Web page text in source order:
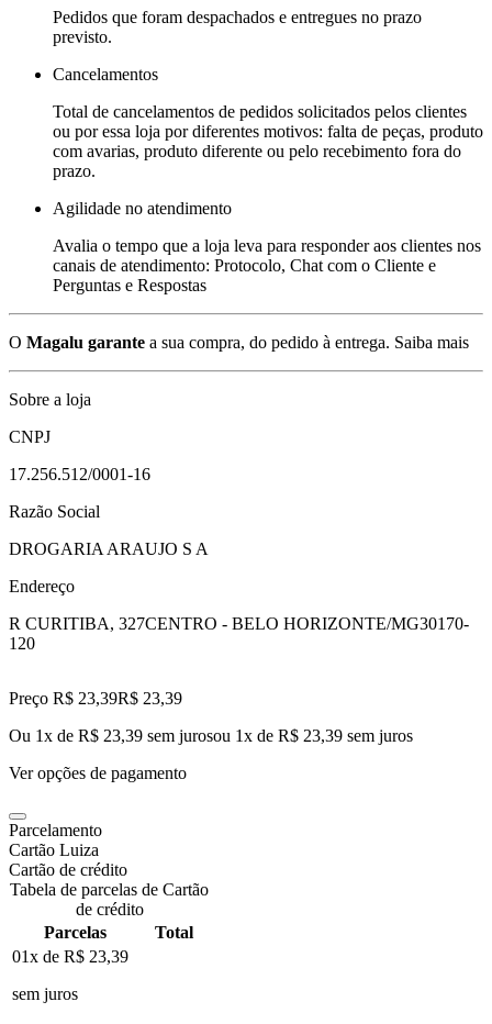
Pedidos que foram despachados e entregues no prazo
previsto.
Cancelamentos
Total de cancelamentos de pedidos solicitados pelos clientes
ou por essa loja por diferentes motivos: falta de peças, produto
com avarias, produto diferente ou pelo recebimento fora do
prazo.
Agilidade no atendimento
Avalia o tempo que a loja leva para responder aos clientes nos
canais de atendimento: Protocolo, Chat com o Cliente e
Perguntas e Respostas
O Magalu garante a sua compra, do pedido à entrega. Saiba mais
Sobre a loja
CNPJ
17.256.512/0001-16
Razão Social
DROGARIA ARAUJO S A
Endereço
R CURITIBA, 327CENTRO - BELO HORIZONTE/MG30170-
120
Preço R$ 23,39R$ 23,39
Ou 1x de R$ 23,39 sem jurosou 1x de R$ 23,39 sem juros
Ver opções de pagamento
Parcelamento
Cartão Luiza
Cartão de crédito
Tabela de parcelas de Cartão
de crédito
Parcelas
Total
01x de R$ 23,39
sem juros